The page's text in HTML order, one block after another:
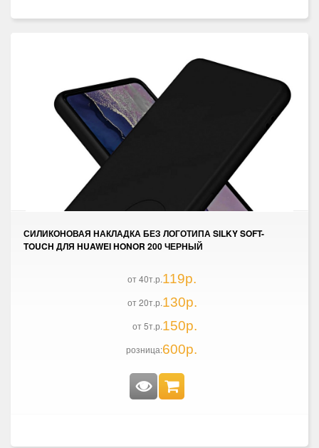
СИЛИКОНОВАЯ НАКЛАДКА БЕЗ ЛОГОТИПА SILKY SOFT-
TOUCH ДЛЯ HUAWEI HONOR 200 ЧЕРНЫЙ
от 40т.р.119р.
от 20т.р.130р.
от 5т.р.150р.
розница:600р.